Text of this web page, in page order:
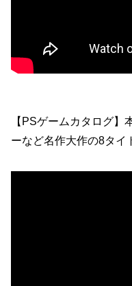
【PSゲームカタログ
ーなど名作大作の8タイ